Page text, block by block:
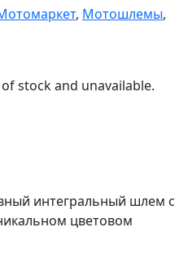
, Мотошлемы,
stock and unavailable.
интегральный шлем с
цветовом